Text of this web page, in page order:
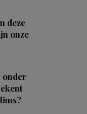
deze
onze
onder